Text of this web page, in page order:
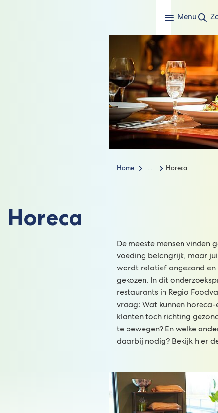
Menu
Home ... Horeca
Horeca
De meeste mensen vinden
voeding belangrijk, maar
wordt relatief ongezond en
gekozen. In dit
restaurants in Regio
vraag: Wat kunnen
klanten toch richting
te bewegen? En welke
daarbij nodig? Bekijk hier